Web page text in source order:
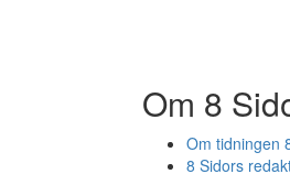
Om 8
Om tidningen
8 Sidors